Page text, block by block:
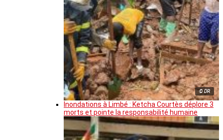
© DR
Inondations à Limbé : Ketcha Courtès déplore 3
morts et pointe la responsabilité humaine